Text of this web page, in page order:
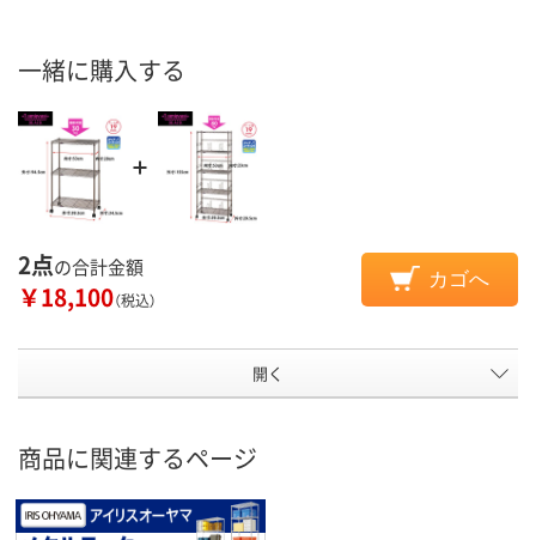
一緒に購入する
2点の合計金額
￥18,100（税込）
カゴへ
開く
商品に関連するページ